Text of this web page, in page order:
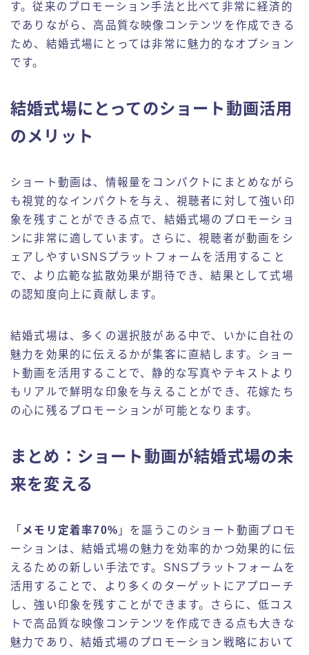
す。従来のプロモーション手法と比べて非常に経済的
でありながら、高品質な映像コンテンツを作成できる
ため、結婚式場にとっては非常に魅力的なオプション
です。
結婚式場にとってのショート動画活用
のメリット
ショート動画は、情報量をコンパクトにまとめながら
も視覚的なインパクトを与え、視聴者に対して強い印
象を残すことができる点で、結婚式場のプロモーショ
ンに非常に適しています。さらに、視聴者が動画をシ
ェアしやすいSNSプラットフォームを活用すること
で、より広範な拡散効果が期待でき、結果として式場
の認知度向上に貢献します。
結婚式場は、多くの選択肢がある中で、いかに自社の
魅力を効果的に伝えるかが集客に直結します。ショー
ト動画を活用することで、静的な写真やテキストより
もリアルで鮮明な印象を与えることができ、花嫁たち
の心に残るプロモーションが可能となります。
まとめ：ショート動画が結婚式場の未
来を変える
「 メモリ定着率70% 」を謳うこのショート動画プロモ
ーションは、結婚式場の魅力を効率的かつ効果的に伝
えるための新しい手法です。SNSプラットフォームを
活用することで、より多くのターゲットにアプローチ
し、強い印象を残すことができます。さらに、低コス
トで高品質な映像コンテンツを作成できる点も大きな
魅力であり、結婚式場のプロモーション戦略において